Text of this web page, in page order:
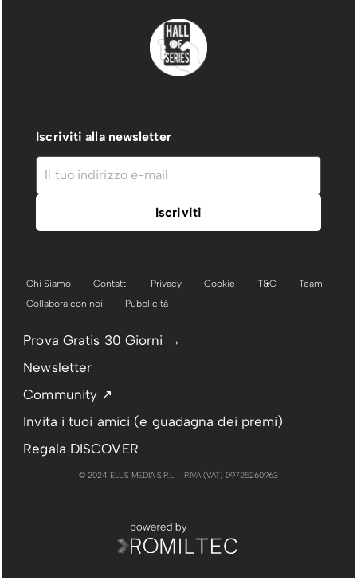
Iscriviti alla newsletter
Chi Siamo Contatti Privacy Cookie T&C
Team
Collabora con noi
Pubblicità
Prova Gratis 30 Giorni →
Newsletter
Community ↗
Invita i tuoi amici (e guadagna dei premi)
Regala DISCOVER
© 2024 ELLIS MEDIA S.R.L. - P.IVA (VAT) 09725260963